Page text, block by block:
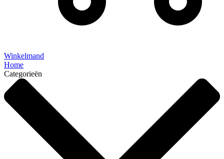
Winkelmand
Home
Categorieën